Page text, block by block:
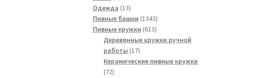
товаров
Одежда 1313
товаров
Пивные башни 13431343
товара
Пивные кружки 613613
товаров
Деревянные кружки ручной
работы 1717
товаров
Керамические пивные кружки
7272